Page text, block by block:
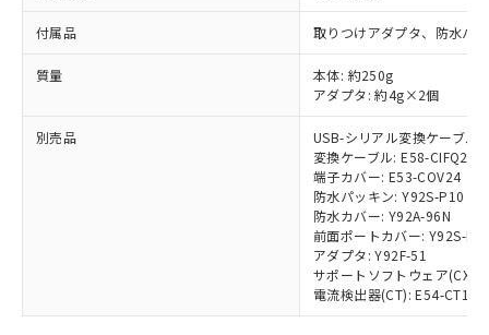
付属品 取りつけアダプタ、防水パ
質量
本体: 約250g
アダプタ: 約4g×2個
別売品
USB-シリアル変換ケーブル:
変換ケーブル: E58-CIFQ2-E
端子カバー: E53-COV24
防水パッキン: Y92S-P10
防水カバー: Y92A-96N
前面ポートカバー: Y92S-P7
アダプタ: Y92F-51
サポートソフトウェア(CX-
電流検出器(CT): E54-CT1/
準価格とは異なる場合があることをご
正式な納期状況および標準価格はお客
様のお取引先、またはお客様担当のオ
ムロン制御機器販売店・当社販売員に
オムロン制御機器販売店や当社販売拠
」をご確認
在庫状況および標準価格結果を当社の
事前の承諾なく第三者に漏洩または開
示しないようお願いします。
マイパーツ機能（部品リスト作成サー
ビス）をご利用いただくには、I-Web
類(PBB) 1000ppm以下、ポリ臭化ジフェニルエーテル類
(PBDE) 1000ppm以下、フタル酸ビス(2-エチルヘキシ
ル) (DEHP)(別名：DOP) 1000ppm以下、フタル酸ブチ
ルベンジル（BBP） 1000ppm以下、フタル酸ジブチル
（DBP） 1000ppm以下、フタル酸ジイソブチル
但し、RoHS指令で産業用監視および制御機器に対する
フタル酸エステル類の４物質については閾値を超える意
図的な使用がないことを確認しています。
部品在庫の切り替え状況などにより、予定
ニル類) : 1000ppm、 PBDEs(ポリ臭化ジフェニルエーテ
DBP(フタル酸ジブチル) : 1000ppm、 DIBP(フタル酸ジ
イソブチル) : 1000ppm、 BBP(フタル酸ブチルベンジ
DEHP(フタル酸ビス(2-エチルヘキシル)) : 1000ppm
「ｅ」：有害物質（10物質）のすべてが基
準値以下であることを示します。
「10」：通常の使用状況下において有害物
質が外部に漏えいし、環境に深刻な影響を
及ぼさない年数を意味します。
全に破砕するなど、違法に輸出されな
いよう必要な手段を講じます。
当社は貴社製品を、核兵器、ミサイ
ル、化学兵器、生物兵器またはその他
武器並びにこれらの製造装置等に一切
当社は、貴社製品を第三者に販売する
場合は、上記1、2および3の内容を当
該第三者に通知します。また当社は、
販売先および販売に係わる関係者が違
法に輸出するおそれがある場合は、取
り引きをいたしません。
一定数以上の在庫あり
一定数には満たないが在庫あり
在庫なし(最新の在庫状況につ
いては、お客様のお取引先、ま
たはお客様担当のオムロン制御
機器販売店・当社販売員にご確
受注生産機種、また在庫状況の